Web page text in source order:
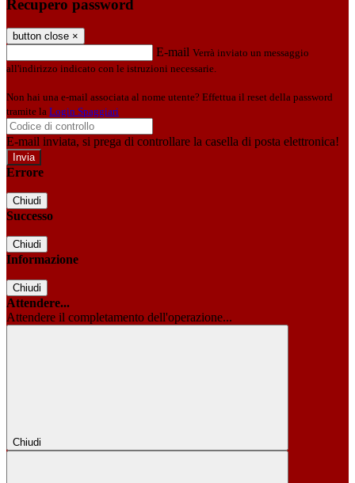
Recupero password
button close ×
E-mail Verrà inviato un messaggio
all'indirizzo indicato con le istruzioni necessarie.
Non hai una e-mail associata al nome utente? Effettua il reset della password
tramite la Login Spaggiari
E-mail inviata, si prega di controllare la casella di posta elettronica!
Errore
Chiudi
Successo
Chiudi
Informazione
Chiudi
Attendere...
Attendere il completamento dell'operazione...
Chiudi